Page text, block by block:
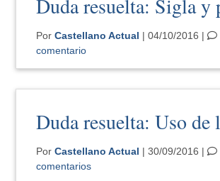
Duda resuelta: Sigla y
PorCastellano Actual | 04/10/2016 |
comentario
Duda resuelta: Uso de
PorCastellano Actual | 30/09/2016 |
comentarios